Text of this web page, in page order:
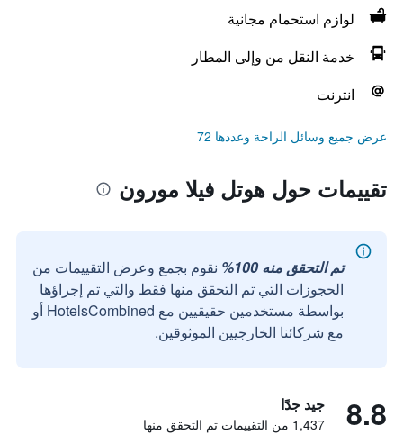
لوازم استحمام مجانية
خدمة النقل من وإلى المطار
انترنت
عرض جميع وسائل الراحة وعددها 72
تقييمات حول هوتل فيلا مورون
تم التحقق منه 100%
نقوم بجمع وعرض التقييمات من
الحجوزات التي تم التحقق منها فقط والتي تم إجراؤها
بواسطة مستخدمين حقيقيين مع HotelsCombined أو
مع شركائنا الخارجيين الموثوقين.
8.8 جيد جدًا
1,437 من التقييمات تم التحقق منها